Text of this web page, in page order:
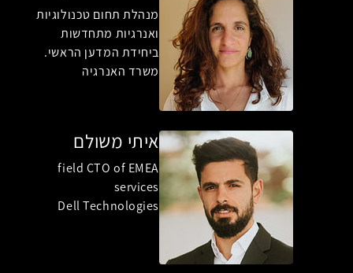
מנהלת תחום טכנולוגיות
ואנרגיות מתחדשות
ביחידת המדען הראשי.
משרד האנרגיה
איתי משולם
field CTO of EMEA
services
Dell Technologies